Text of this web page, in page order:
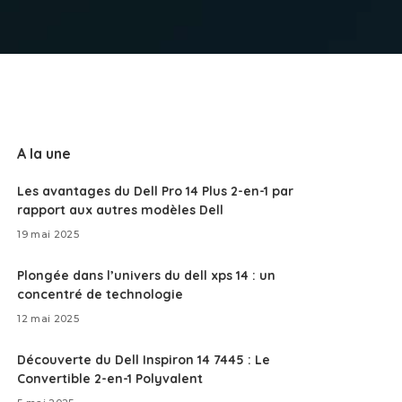
A la une
Les avantages du Dell Pro 14 Plus 2-en-1 par
rapport aux autres modèles Dell
19 mai 2025
Plongée dans l’univers du dell xps 14 : un
concentré de technologie
12 mai 2025
Découverte du Dell Inspiron 14 7445 : Le
Convertible 2-en-1 Polyvalent